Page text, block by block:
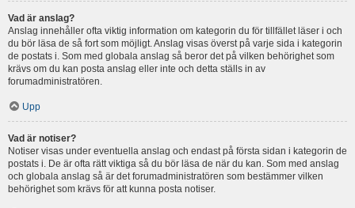
Vad är anslag?
Anslag innehåller ofta viktig information om kategorin du för tillfället läser i och
du bör läsa de så fort som möjligt. Anslag visas överst på varje sida i kategorin
de postats i. Som med globala anslag så beror det på vilken behörighet som
krävs om du kan posta anslag eller inte och detta ställs in av
forumadministratören.
Upp
Vad är notiser?
Notiser visas under eventuella anslag och endast på första sidan i kategorin de
postats i. De är ofta rätt viktiga så du bör läsa de när du kan. Som med anslag
och globala anslag så är det forumadministratören som bestämmer vilken
behörighet som krävs för att kunna posta notiser.